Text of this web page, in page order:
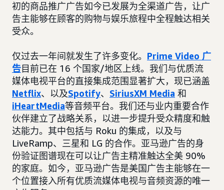
初的商品推广广告如今已发展为全渠道广告，让广
告主能够在顾客的购物与娱乐旅程中全程触达相关
受众。
仅过去一年间就发生了许多变化。 Prime Video 广
告目前已在 16 个国家/地区上线。我们与优质流
媒体电视平台的直接集成范围显著扩大，现已涵盖
Netflix、以及Spotify、 SiriusXM Media 和
iHeartMedia等音频平台。我们还与业内重要合作
伙伴建立了战略关系，以进一步提升受众精度和触
达能力。其中包括与 Roku 的集成，以及与
LiveRamp、三星和 LG 的合作。亚马逊广告的身
份验证图谱现在可以让广告主精准触达全美 90%
的家庭。如今，亚马逊广告是美国广告主能够在一
个位置接入所有优质流媒体电视与音频资源的唯一